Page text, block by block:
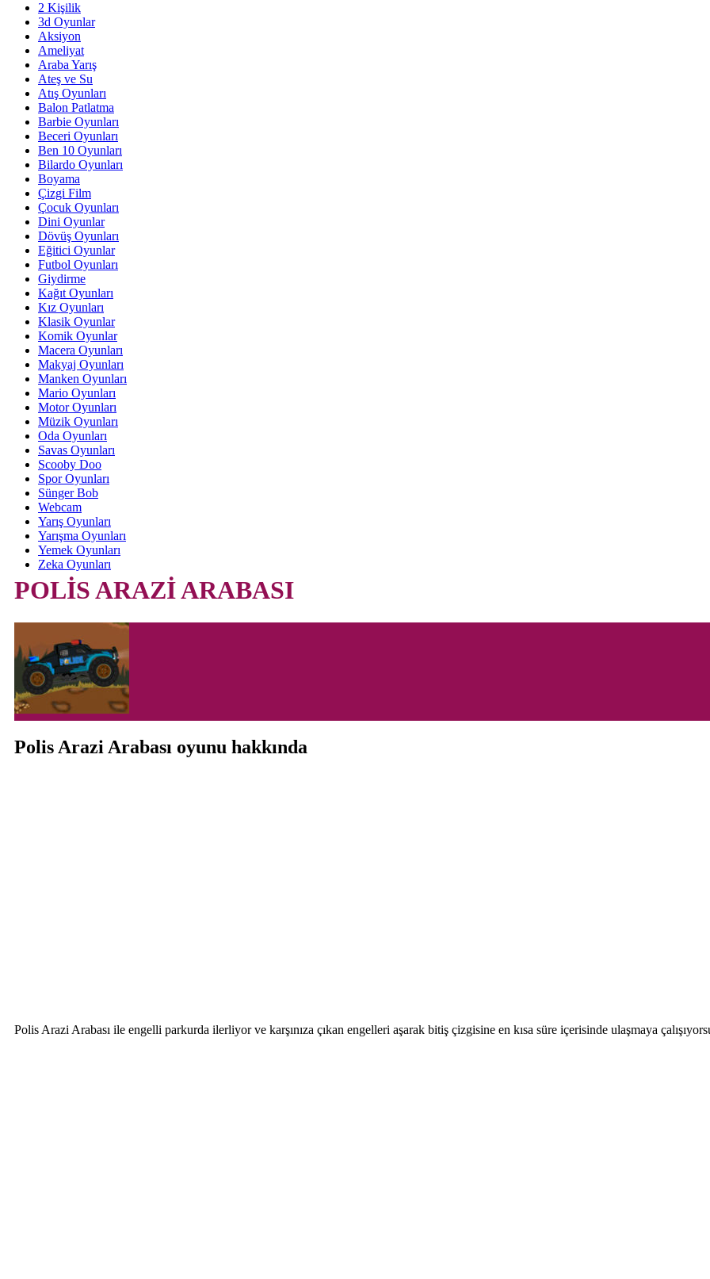
2 Kişilik
3d Oyunlar
Aksiyon
Ameliyat
Araba Yarış
Ateş ve Su
Atış Oyunları
Balon Patlatma
Barbie Oyunları
Beceri Oyunları
Ben 10 Oyunları
Bilardo Oyunları
Boyama
Çizgi Film
Çocuk Oyunları
Dini Oyunlar
Dövüş Oyunları
Eğitici Oyunlar
Futbol Oyunları
Giydirme
Kağıt Oyunları
Kız Oyunları
Klasik Oyunlar
Komik Oyunlar
Macera Oyunları
Makyaj Oyunları
Manken Oyunları
Mario Oyunları
Motor Oyunları
Müzik Oyunları
Oda Oyunları
Savas Oyunları
Scooby Doo
Spor Oyunları
Sünger Bob
Webcam
Yarış Oyunları
Yarışma Oyunları
Yemek Oyunları
Zeka Oyunları
POLİS ARAZİ ARABASI
Polis Arazi Arabası oyunu hakkında
Polis Arazi Arabası ile engelli parkurda ilerliyor ve karşınıza çıkan engelleri aşarak bitiş çizgisine en kısa süre içerisinde ulaşmaya